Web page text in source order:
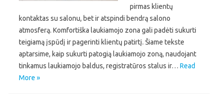
pirmas klientų
kontaktas su salonu, bet ir atspindi bendrą salono
atmosferą. Komfortiška laukiamojo zona gali padėti sukurti
teigiamą įspūdį ir pagerinti klientų patirtį. Šiame tekste
aptarsime, kaip sukurti patogią laukiamojo zoną, naudojant
tinkamus laukiamojo baldus, registratūros stalus ir… Read
More »